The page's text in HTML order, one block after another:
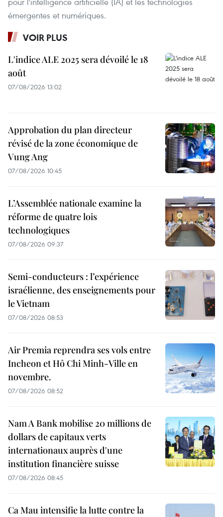
émergentes et numériques.
VOIR PLUS
L'indice ALE 2025 sera dévoilé le 18
août
07/08/2026 13:02
Approbation du plan directeur
révisé de la zone économique de
Vung Ang
07/08/2026 10:45
L’Assemblée nationale examine la
réforme de quatre lois
technologiques
07/08/2026 09:37
Semi-conducteurs : l’expérience
israélienne, des enseignements pour
le Vietnam
07/08/2026 08:53
Air Premia reprendra ses vols entre
Incheon et Hô Chi Minh-Ville en
novembre.
07/08/2026 08:52
Nam A Bank mobilise 20 millions de
dollars de capitaux verts
internationaux auprès d'une
institution financière suisse
07/08/2026 08:45
Ca Mau intensifie la lutte contre la